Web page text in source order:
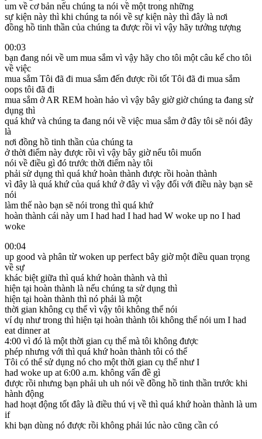
um về cơ bản nếu chúng ta nói về một trong những
sự kiện này thì khi chúng ta nói về sự kiện này thì đây là nơi
đồng hồ tinh thần của chúng ta được rồi vì vậy hãy tưởng tượng
00:03
bạn đang nói về um mua sắm vì vậy hãy cho tôi một câu kể cho tôi
về việc
mua sắm Tôi đã đi mua sắm đến được rồi tốt Tôi đã đi mua sắm
oops tôi đã đi
mua sắm ở AR REM hoàn hảo vì vậy bây giờ giờ chúng ta đang sử
dụng thì
quá khứ và chúng ta đang nói về việc mua sắm ở đây tôi sẽ nói đây
là
nơi đồng hồ tinh thần của chúng ta
ở thời điểm này được rồi vì vậy bây giờ nếu tôi muốn
nói về điều gì đó trước thời điểm này tôi
phải sử dụng thì quá khứ hoàn thành được rồi hoàn thành
vì đây là quá khứ của quá khứ ở đây vì vậy đối với điều này bạn sẽ
nói
làm thế nào bạn sẽ nói trong thì quá khứ
hoàn thành cái này um I had had I had had W woke up no I had
woke
00:04
up good và phân từ woken up perfect bây giờ một điều quan trọng
về sự
khác biệt giữa thì quá khứ hoàn thành và thì
hiện tại hoàn thành là nếu chúng ta sử dụng thì
hiện tại hoàn thành thì nó phải là một
thời gian không cụ thể vì vậy tôi không thể nói
ví dụ như trong thì hiện tại hoàn thành tôi không thể nói um I had
eat dinner at
4:00 vì đó là một thời gian cụ thể mà tôi không được
phép nhưng với thì quá khứ hoàn thành tôi có thể
Tôi có thể sử dụng nó cho một thời gian cụ thể như I
had woke up at 6:00 a.m. không vấn đề gì
được rồi nhưng bạn phải uh uh nói về đồng hồ tinh thần trước khi
hành động
had hoạt động tốt đây là điều thú vị về thì quá khứ hoàn thành là um
if
khi bạn dùng nó được rồi không phải lúc nào cũng cần có